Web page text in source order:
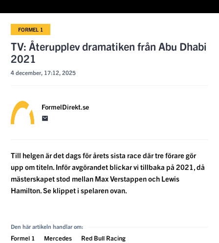
FORMEL 1
TV: Återupplev dramatiken från Abu Dhabi
2021
4 december, 17:12, 2025
FormelDirekt.se
Till helgen är det dags för årets sista race där tre förare gör
upp om titeln. Inför avgörandet blickar vi tillbaka på 2021, då
mästerskapet stod mellan Max Verstappen och Lewis
Hamilton. Se klippet i spelaren ovan.
Den här artikeln handlar om:
Formel 1 Mercedes Red Bull Racing